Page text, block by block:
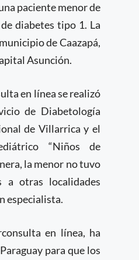
paciente menor de
diabetes tipo 1. La
de Caazapá,
Asunción.
en línea se realizó
de Diabetología
de Villarrica y el
“Niños de
la menor no tuvo
a otras localidades
especialista.
en línea, ha
para que los